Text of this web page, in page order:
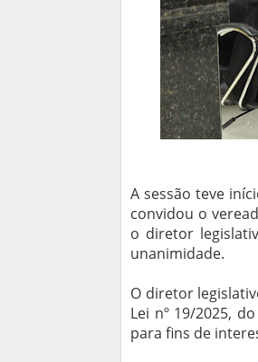
A sessão teve
convidou o
o diretor
unanimidade.
O diretor
Lei nº 19/2025,
para fins de